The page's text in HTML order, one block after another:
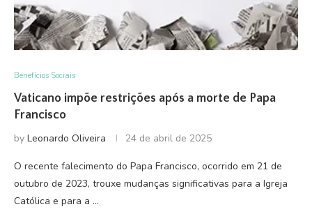
Benefícios Sociais
Vaticano impõe restrições após a morte de Papa
Francisco
by Leonardo Oliveira 24 de abril de 2025
O recente falecimento do Papa Francisco, ocorrido em 21 de
outubro de 2023, trouxe mudanças significativas para a Igreja
Católica e para a …